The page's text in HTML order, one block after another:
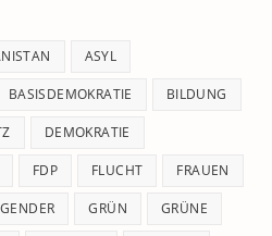
ASYL
BASISDEMOKRATIE BILDUNG
DEMOKRATIE
FDP FLUCHT FRAUEN
GENDER GRÜN GRÜNE